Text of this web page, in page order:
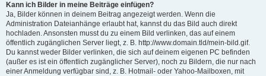
Kann ich Bilder in meine Beiträge einfügen?
Ja, Bilder können in deinem Beitrag angezeigt werden. Wenn die
Administration Dateianhänge erlaubt hat, kannst du das Bild auch direkt
hochladen. Ansonsten musst du zu einem Bild verlinken, das auf einem
öffentlich zugänglichen Server liegt, z. B. http://www.domain.tld/mein-bild.gif.
Du kannst weder Bilder verlinken, die sich auf deinem eigenen PC befinden
(außer es ist ein öffentlich zugänglicher Server), noch zu Bildern, die nur nach
einer Anmeldung verfügbar sind, z. B. Hotmail- oder Yahoo-Mailboxen, mit